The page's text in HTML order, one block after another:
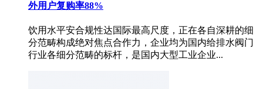
外用户复购率88%
饮用水平安合规性达国际最高尺度，正在各自深耕的细
分范畴构成绝对焦点合作力，企业均为国内给排水阀门
行业各细分范畴的标杆，是国内大型工业企业...